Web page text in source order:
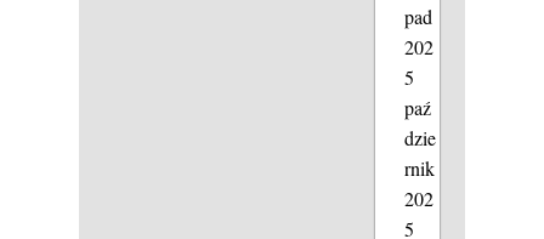
pad
202
5
paź
dzie
rnik
202
5